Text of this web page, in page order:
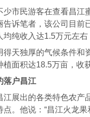
少市民游客在查看昌江
告诉笔者，该公司目前
纯收入达1.5万元左右
得天独厚的气候条件和
植面积达18.5万亩，收
落户昌江
江展出的各类特色农产
点。他说：“昌江火龙